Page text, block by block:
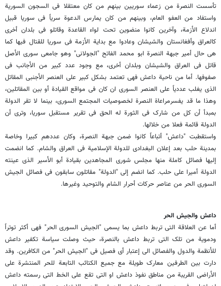
تأسست النصرة من زعماء سوریین بینهم من کان معتقلا فی السجون السوریة
واستفاد من العفو العام، وبینهم من کان یمارس الدعوة سریاً فی سوریا قبیل
اندلاع الأزمة، وآخرین کانوا منضوین تحت لواء القاعدة وقاتلو فی بلدان أخرى
کالعراق وأفغانستان والشیشان وعادوا مع بدایة الأزمة فی سوریا للقتال فیها کما
هی حال أمیر جبهة النصرة ابو محمد الفاتح "الجولانی" وهو جامعی سوری الأصل
قاتل فی العراق والشیشان وبلدان أخرى، مع وجود عدد کبیر من الأجانب فی
صفوفها. أما من ناحیة داعش فهی تعتمد بشکل کبیر على العنصر الأجنبی المقاتل
الذی یغلب عددیاً على العنصر السوری ان کان فی مواقع القیادة أو بین المقاتلین،
وهذا ما قد یفسرمراعاة النصرة لخصوصیات المجتمع السوری، بینما لا تقر الدولة
بمبدأ أن کل من شارک فی الثورة له الحق فی تقریر مستقبل سوریا، وترى أن
الدولة قائمة فعلا من خلالها.
واستقطبت "داعش" أتباعاً کانوا ضمن جبهة النصرة، وکان عددهم کبیرا وخاصة
بمدینة حلب بعد إعلان البغدادی للدولة الإسلامیة فی العراق والشام. کما انضمت
إلیها فصائل کاملة منها مجلس شورى المجاهدین بقیادة أبو الأسیر الذی عینته
الدولة أمیرا على حلب. کما انضم إلى "الدولة" مقاتلون سابقون فی فصائل الجیش
السوری الحر من عناصر حرکات أحرار الشام والتوحید وغیرها.
داعش والجیش الحر
أما عن العلاقة التی تربط داعش بما یسمى "الجیش السوری الحر" فهی أکثر توتراً
ودمویة من تلک التی تربط داعش بالنصرة، حیث وصلت سیاسة تکفیر داعش
للأنظمة والدول والفصائل الى إعتبار أی فصیل فی "الجیش الحر" من الکافرین. وقد
دارت بین الطرفین معارک طویلة مع جمیع الکتائب التابعة للحر المنتشرة على
الأراضی القریبة من مناطق نفوذ داعش او التی تقع على الخط التی رسمته داعش